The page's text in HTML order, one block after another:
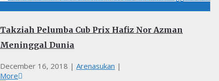
Takziah Pelumba Cub Prix Hafiz Nor Azman
Meninggal Dunia
December 16, 2018 | Arenasukan |
More